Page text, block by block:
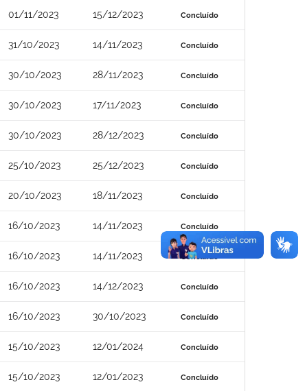
01/11/2023 15/12/2023 Concluído
31/10/2023 14/11/2023 Concluído
30/10/2023 28/11/2023 Concluído
30/10/2023 17/11/2023 Concluído
30/10/2023 28/12/2023 Concluído
25/10/2023 25/12/2023 Concluído
20/10/2023 18/11/2023 Concluído
16/10/2023 14/11/2023 Concluído
16/10/2023 14/11/2023 Concluído
16/10/2023 14/12/2023 Concluído
16/10/2023 30/10/2023 Concluído
15/10/2023 12/01/2024 Concluído
15/10/2023 12/01/2023 Concluído